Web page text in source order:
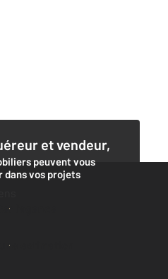
et vendeur,
peuvent vous
dans vos projets
l'agence
une estimation